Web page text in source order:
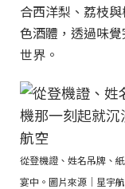
合西洋梨、荔枝
色酒體，透過味
世界。
從登機證、姓名吊牌、
宴中。圖片來源｜星宇